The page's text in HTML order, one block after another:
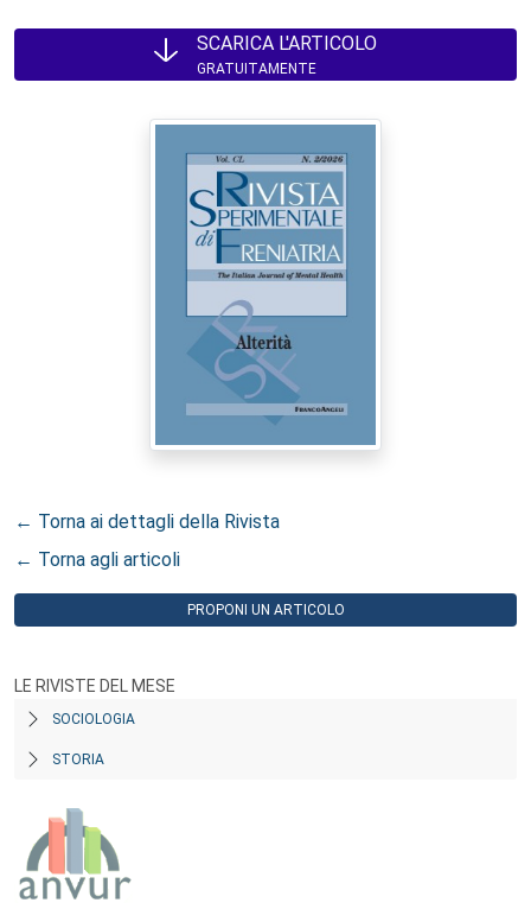
SCARICA L'ARTICOLO
GRATUITAMENTE
← Torna ai dettagli della Rivista
← Torna agli articoli
PROPONI UN ARTICOLO
LE RIVISTE DEL MESE
SOCIOLOGIA
STORIA